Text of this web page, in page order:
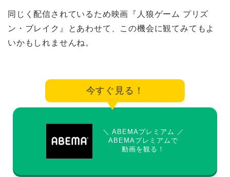
同じく配信されているため映画『人狼ゲーム プリズ
ン・ブレイク』とあわせて、この機会に観てみてもよ
いかもしれませんね。
今すぐ見る！
＼ ABEMAプレミアム ／
ABEMAプレミアムで
動画を観る！